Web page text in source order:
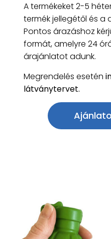
A termékeket 2-5
termék jellegétől és
Pontos árazáshoz
formát, amelyre 24
árajánlatot adunk.
Megrendelés esetén
látványtervet.